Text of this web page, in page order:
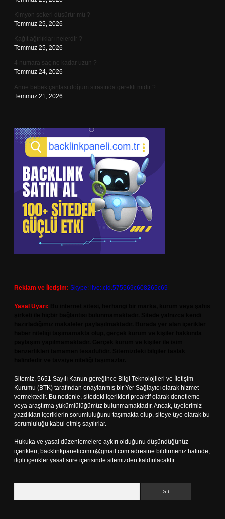
Kimyon şekeri düşürür mü ?
Temmuz 25, 2026
Kağıt ağırlıkları nelerdir ?
Temmuz 25, 2026
4 numara saç ne kadar uzun ?
Temmuz 24, 2026
Anne bebek çantası doğum sırasında gerekli midir ?
Temmuz 21, 2026
Reklam ve İletişim: Skype: live:.cid.575569c608265c69
Yasal Uyarı:
Sitemiz, 5651 Sayılı Kanun gereğince Bilgi Teknolojileri ve İletişim
Kurumu (BTK) tarafından onaylanmış bir Yer Sağlayıcı olarak hizmet
vermektedir. Bu nedenle, sitedeki içerikleri proaktif olarak denetleme
veya araştırma yükümlülüğümüz bulunmamaktadır. Ancak, üyelerimiz
yazdıkları içeriklerin sorumluluğunu taşımakta olup, siteye üye olarak bu
sorumluluğu kabul etmiş sayılırlar.
Hukuka ve yasal düzenlemelere aykırı olduğunu düşündüğünüz
içerikleri, backlinkpanelicomtr@gmail.com adresine bildirmeniz halinde,
ilgili içerikler yasal süre içerisinde sitemizden kaldırılacaktır.